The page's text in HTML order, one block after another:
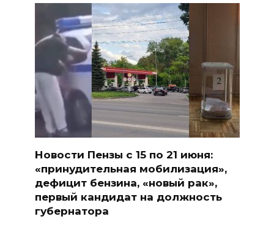
Новости Пензы с 15 по 21 июня:
«принудительная мобилизация»,
дефицит бензина, «новый рак»,
первый кандидат на должность
губернатора